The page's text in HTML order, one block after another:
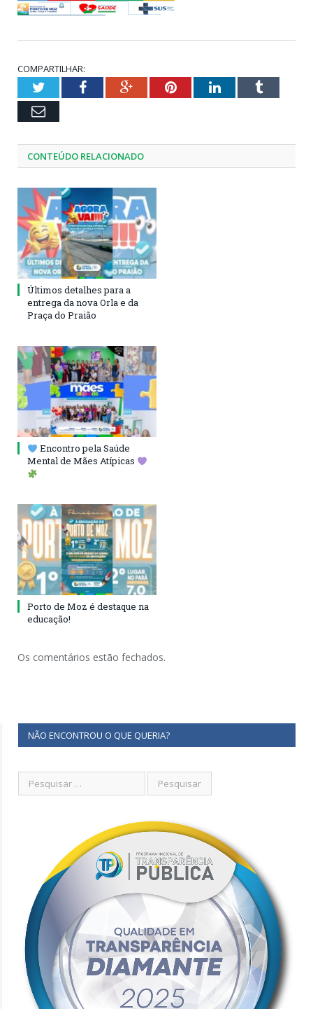
COMPARTILHAR:
TwitterFacebookGoogle+PinterestLinkedInTumblr
Email
CONTEÚDO RELACIONADO
Últimos detalhes para a
entrega da nova Orla e da
Praça do Praião
Encontro pela Saúde
Mental de Mães Atípicas
Porto de Moz é destaque na
educação!
Os comentários estão fechados.
NÃO ENCONTROU O QUE QUERIA?